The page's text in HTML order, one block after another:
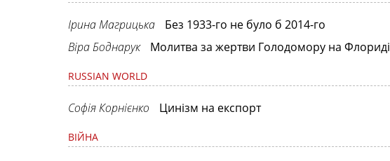
Ірина Магрицька
Без 1933-го не було б 2014-го
Віра Боднарук
Молитва за жертви Голодомору на Флориді
RUSSIAN WORLD
Софія Корнієнко Цинізм на експорт
ВІЙНА